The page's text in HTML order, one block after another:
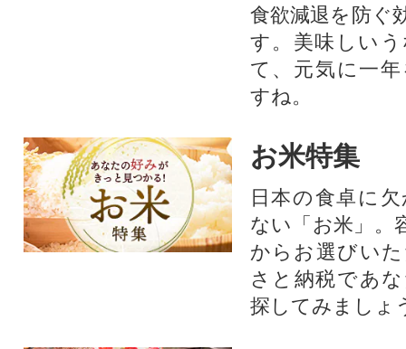
食欲減退を防ぐ
す。美味しい
て、元気に一
すね。
お米特集
日本の食卓に
ない「お米」。
からお選びい
さと納税であ
探してみましょ